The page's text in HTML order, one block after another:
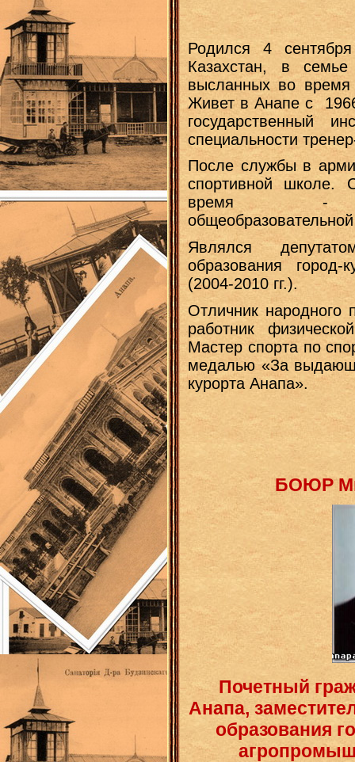
Родился 4
Казахстан, в
высланных во
Живет в Анапе с
государственный
специальности
После службы в
спортивной школе.
время -
Являлся
образования
(2004-2010 гг.).
Отличник
работник
Мастер спорта по
медалью «За
курорта Анапа».
БОЮР
Почетный
Анапа,
образования